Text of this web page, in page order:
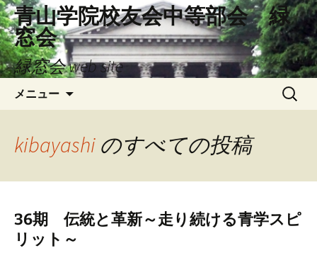
コ
ン
テ
ン
ツ
ス
青山学院校友会中等部会 緑
窓会
緑窓会 web site
メニュー
検
索:
kibayashi のすべての投稿
36期 伝統と革新～走り続ける青学スピ
リット～